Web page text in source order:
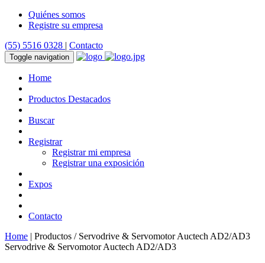
Quiénes somos
Registre su empresa
(55) 5516 0328 | Contacto
Toggle navigation
Home
Productos Destacados
Buscar
Registrar
Registrar mi empresa
Registrar una exposición
Expos
Contacto
Home | Productos / Servodrive & Servomotor Auctech AD2/AD3
Servodrive & Servomotor Auctech AD2/AD3